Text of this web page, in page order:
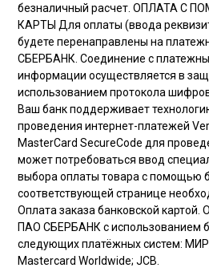
безналичный расчет. ОПЛАТА С
КАРТЫ Для оплаты (ввода
будете перенаправлены на
СБЕРБАНК. Соединение с
информации осуществляется в
использованием протокола
Ваш банк поддерживает
проведения интернет-платежей
MasterCard SecureCode для
может потребоваться ввод
выбора оплаты товара с помощью
соответствующей странице
Оплата заказа банковской картой.
ПАО СБЕРБАНК с использованием
следующих платёжных систем:
Mastercard Worldwide; JCB.